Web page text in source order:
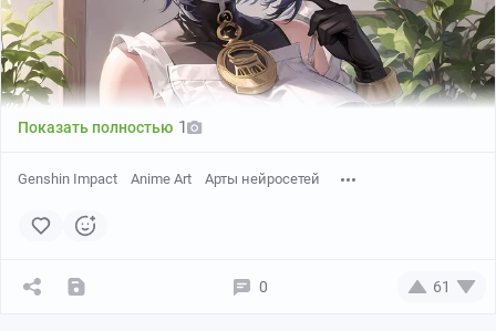
https://www.pixiv.net/en/users/27500391
Показать полностью 1
Genshin Impact Anime Art Арты нейросетей
0 61